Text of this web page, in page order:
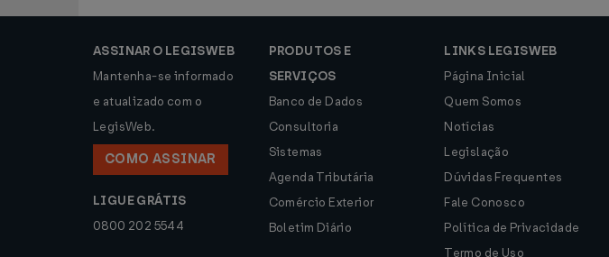
ASSINAR O LEGISWEB
Mantenha-se informado
e atualizado com o
LegisWeb.
COMO ASSINAR
LIGUE GRÁTIS
0800 202 5544
PRODUTOS E
SERVIÇOS
Banco de Dados
Consultoria
Sistemas
Agenda Tributária
Comércio Exterior
Boletim Diário
LINKS LEGISWEB
Página Inicial
Quem Somos
Notícias
Legislação
Dúvidas Frequentes
Fale Conosco
Política de Privacidade
Termo de Uso